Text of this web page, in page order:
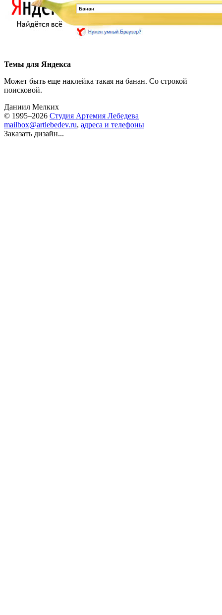
Темы для Яндекса
Может быть еще наклейка такая на банан. Со строкой
поисковой.
Даниил Мелких
© 1995–2026 Студия Артемия Лебедева
mailbox@artlebedev.ru, адреса и телефоны
Заказать дизайн...